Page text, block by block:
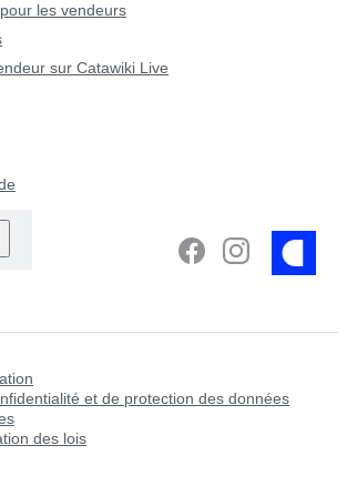
les vendeurs
sur Catawiki Live
et de protection des données
des lois